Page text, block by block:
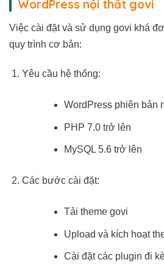
WordPress nội thất govi
Việc cài đặt và sử dụng govi khá
quy trình cơ bản:
Yêu cầu hệ thống:
WordPress phiên bản
PHP 7.0 trở lên
MySQL 5.6 trở lên
Các bước cài đặt:
Tải theme govi
Upload và kích hoạt
Cài đặt các plugin đi